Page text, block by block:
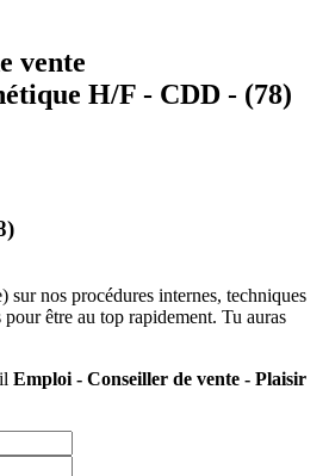
vente
H/F - CDD - (78)
sur nos procédures internes, techniques
pour être au top rapidement. Tu auras
Emploi - Conseiller de vente - Plaisir